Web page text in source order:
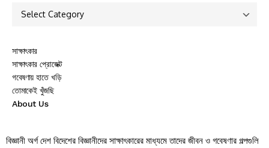
সাক্ষাৎকার
সাক্ষাৎকার প্রোজেক্ট
গবেষণায় হাতে খড়ি
তোমাকেই খুঁজছি
About Us
বিজ্ঞানী অর্গ দেশ বিদেশের বিজ্ঞানীদের সাক্ষাৎকারের মাধ্যমে তাদের জীবন ও গবেষণার গল্পগুলি